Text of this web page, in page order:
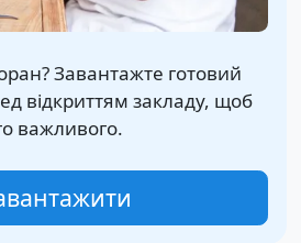
Завантажте готовий
відкриттям закладу, щоб
важливого.